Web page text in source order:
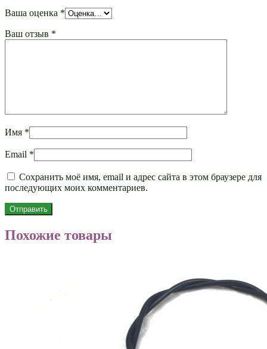
Ваша оценка *
Ваш отзыв *
Имя *
Email *
Сохранить моё имя, email и адрес сайта в этом браузере для
последующих моих комментариев.
Похожие товары